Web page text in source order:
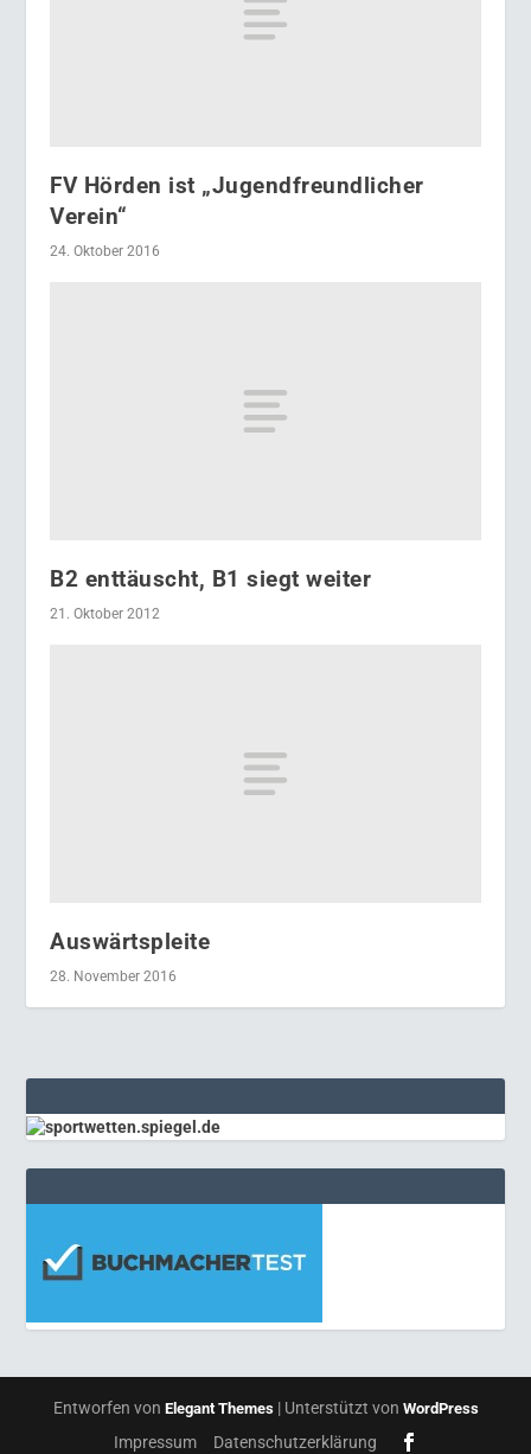
FV Hörden ist „Jugendfreundlicher
Verein“
24. Oktober 2016
B2 enttäuscht, B1 siegt weiter
21. Oktober 2012
Auswärtspleite
28. November 2016
Entworfen von Elegant Themes| Unterstützt von WordPress
Impressum Datenschutzerklärung